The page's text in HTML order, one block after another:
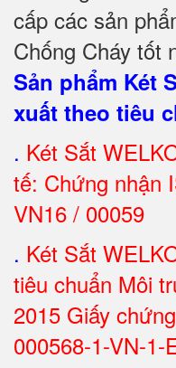
cấp các sản
Chống Cháy tốt
Sản phẩm Két
xuất theo tiêu
. Két Sắt
tế: Chứng nhận
VN16 / 00059
. Két Sắt
tiêu chuẩn Môi
2015 Giấy
000568-1-VN-1-